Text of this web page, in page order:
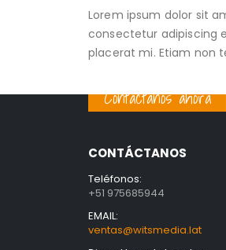
Lorem ipsum dolor sit
consectetur adipiscing
placerat mi. Etiam non
Contáctanos ahora
CONTÁCTANOS
Teléfonos:
+51 975685944
EMAIL:
ventas@witsmedia.lat